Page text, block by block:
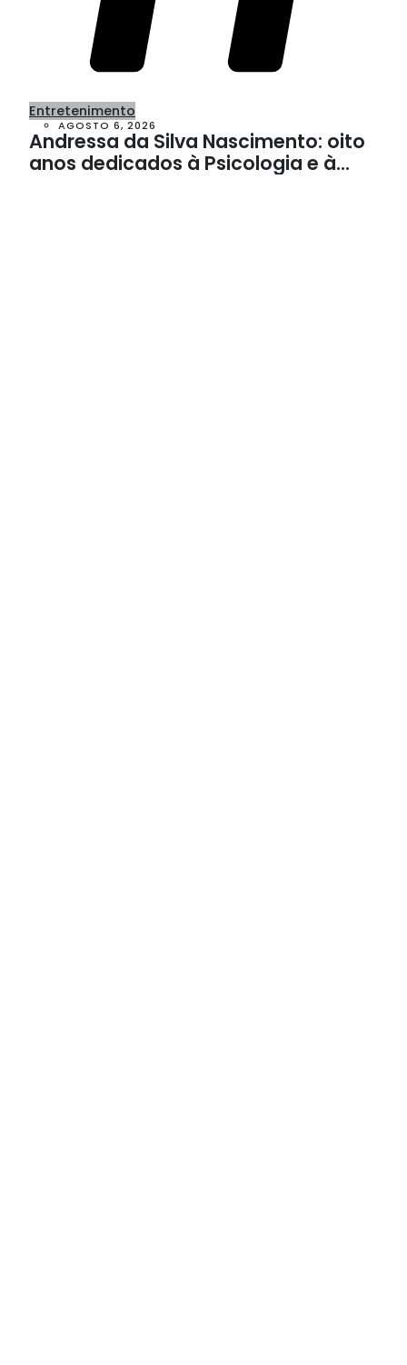
Entretenimento
AGOSTO 6, 2026
Andressa da Silva Nascimento: oito
anos dedicados à Psicologia e à